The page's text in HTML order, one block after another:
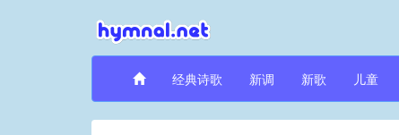
经典诗歌 新调 新歌 儿童